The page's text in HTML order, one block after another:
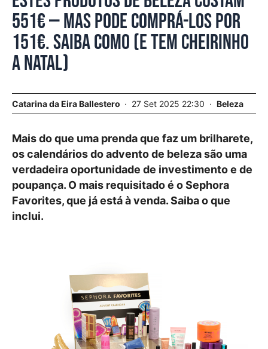
551€ — mas pode comprá-los por
151€. Saiba como (e tem cheirinho
a Natal)
Catarina da Eira Ballestero 27 Set 2025 22:30 Beleza
Mais do que uma prenda que faz um brilharete,
os calendários do advento de beleza são uma
verdadeira oportunidade de investimento e de
poupança. O mais requisitado é o Sephora
Favorites, que já está à venda. Saiba o que
inclui.